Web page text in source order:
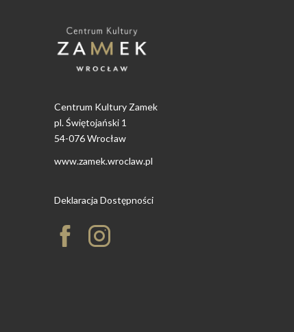
Centrum Kultury Zamek
pl. Świętojański 1
54-076 Wrocław
www.zamek.wroclaw.pl
Deklaracja Dostępności